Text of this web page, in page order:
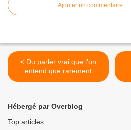
Ajouter un commentaire
< Du parler vrai que l'on
entend que rarement
Hébergé par Overblog
Top articles